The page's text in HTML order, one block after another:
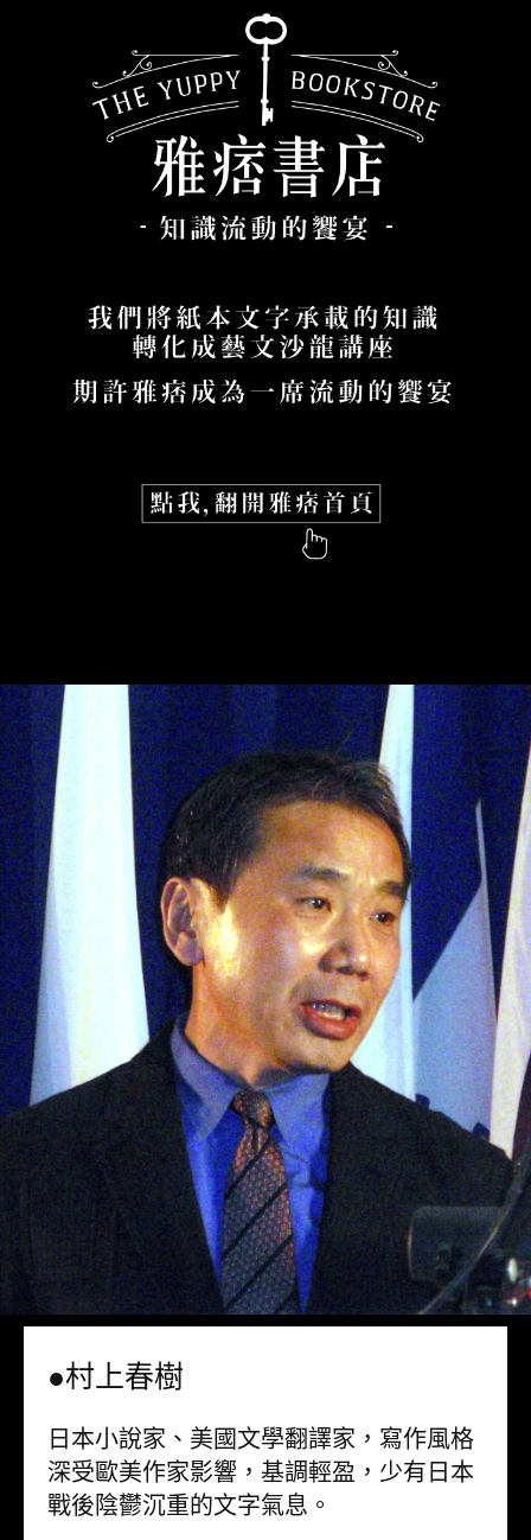
●村上春樹
日本小說家、美國文學翻譯家，寫作風格
深受歐美作家影響，基調輕盈，少有日本
戰後陰鬱沉重的文字氣息。